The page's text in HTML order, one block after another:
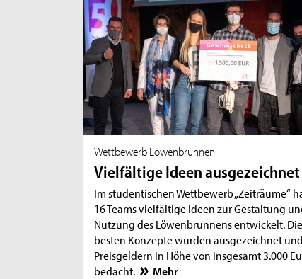
Wettbewerb Löwenbrunnen
Vielfältige Ideen ausgezeichnet
Im studentischen Wettbewerb „Zeiträume“
16 Teams vielfältige Ideen zur Gestaltung
Nutzung des Löwenbrunnens entwickelt. Die
besten Konzepte wurden ausgezeichnet
Preisgeldern in Höhe von insgesamt 3.000
bedacht.
Mehr